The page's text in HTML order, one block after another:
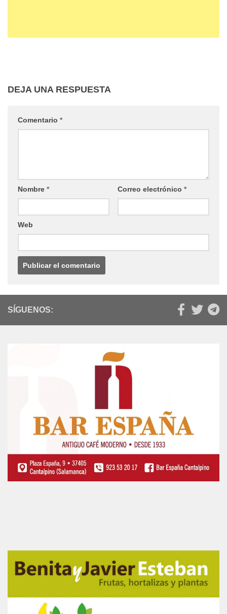
DEJA UNA RESPUESTA
Comentario *
Nombre * Correo electrónico *
Web
SÍGUENOS: